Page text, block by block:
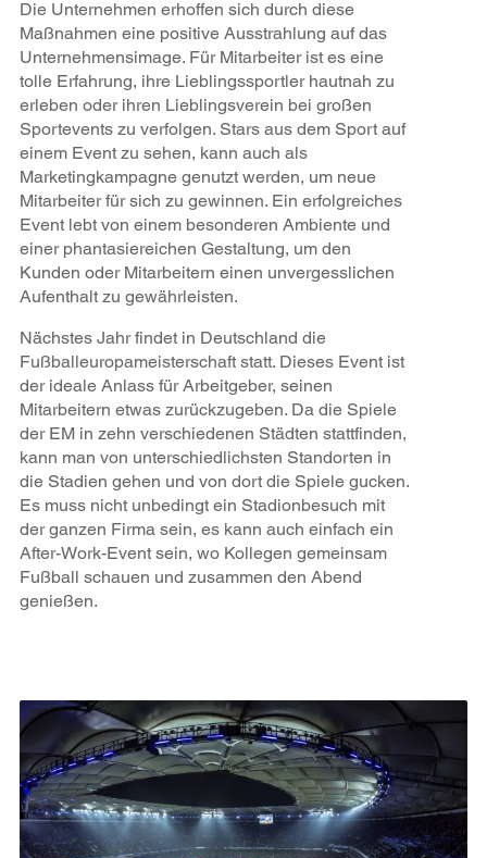
Die Unternehmen erhoffen sich durch diese
Maßnahmen eine positive Ausstrahlung auf das
Unternehmensimage. Für Mitarbeiter ist es eine
tolle Erfahrung, ihre Lieblingssportler hautnah zu
erleben oder ihren Lieblingsverein bei großen
Sportevents zu verfolgen. Stars aus dem Sport auf
einem Event zu sehen, kann auch als
Marketingkampagne genutzt werden, um neue
Mitarbeiter für sich zu gewinnen. Ein erfolgreiches
Event lebt von einem besonderen Ambiente und
einer phantasiereichen Gestaltung, um den
Kunden oder Mitarbeitern einen unvergesslichen
Aufenthalt zu gewährleisten.
Nächstes Jahr findet in Deutschland die
Fußballeuropameisterschaft statt. Dieses Event ist
der ideale Anlass für Arbeitgeber, seinen
Mitarbeitern etwas zurückzugeben. Da die Spiele
der EM in zehn verschiedenen Städten stattfinden,
kann man von unterschiedlichsten Standorten in
die Stadien gehen und von dort die Spiele gucken.
Es muss nicht unbedingt ein Stadionbesuch mit
der ganzen Firma sein, es kann auch einfach ein
After-Work-Event sein, wo Kollegen gemeinsam
Fußball schauen und zusammen den Abend
genießen.